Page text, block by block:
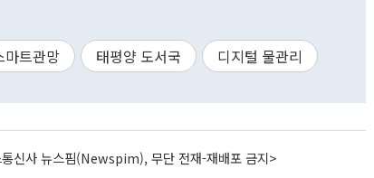
마트관망 태평양 도서국 디지털 물관리
신사 뉴스핌(Newspim), 무단 전재-재배포 금지>